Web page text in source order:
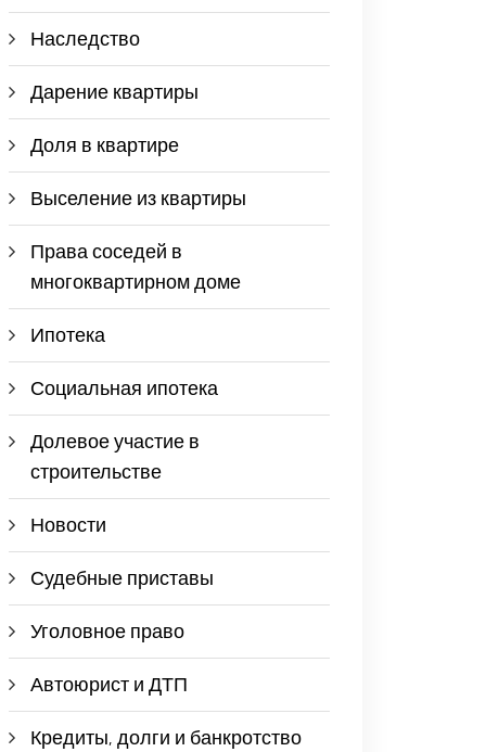
Наследство
Дарение квартиры
Доля в квартире
Выселение из квартиры
Права соседей в
многоквартирном доме
Ипотека
Социальная ипотека
Долевое участие в
строительстве
Новости
Судебные приставы
Уголовное право
Автоюрист и ДТП
Кредиты, долги и банкротство